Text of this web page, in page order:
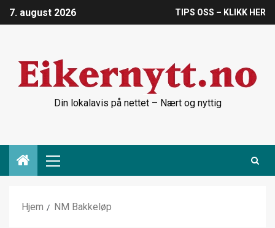
7. august 2026 TIPS OSS – KLIKK HER
Din lokalavis på nettet – Nært og nyttig
Hjem NM Bakkeløp